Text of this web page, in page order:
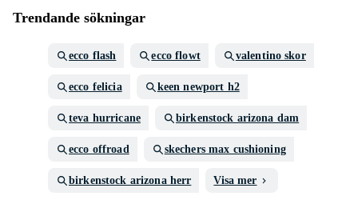
Trendande sökningar
ecco flash ecco flowt valentino skor
ecco felicia keen newport h2
teva hurricane birkenstock arizona dam
ecco offroad skechers max cushioning
birkenstock arizona herr Visa mer